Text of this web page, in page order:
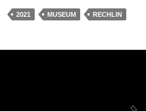
2021 MUSEUM RECHLIN